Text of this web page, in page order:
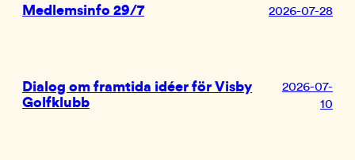
Medlemsinfo 29/7 2026-07-28
Dialog om framtida idéer för Visby
Golfklubb
2026-07-
10